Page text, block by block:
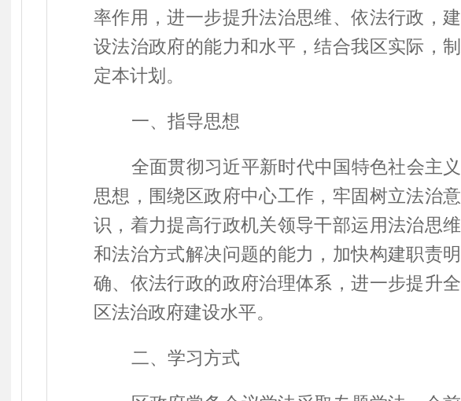
率作用，进一步提升法治思维、依法行政，建
设法治政府的能力和水平，结合我区实际，制
定本计划。
一、指导思想
全面贯彻习近平新时代中国特色社会主义
思想， 围绕 区政府中心工作，牢固树立法治意
识， 着力提高行政机关领导干部运用法治思维
和法治方式解决问题的能力，加快构建职责明
确、依法行政的政府治理体系，进一步提升全
区法治政府建设水平。
二、学习方式